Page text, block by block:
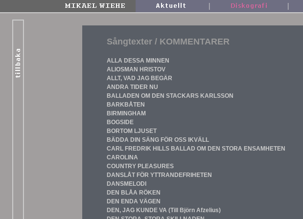
| |
Sångtexter / KOMMENTARER
ALLA DESSA MINNEN
ALIOSMAN HRISTOV
ALLT, VAD JAG BEGÄR
ANDRA TIDER NU
BALLADEN OM DEN STACKARS KARLSSON
BARKBÅTEN
BIRMINGHAM
BOGSIDE
BORTOM LJUSET
BÄDDA DIN SÄNG FÖR OSS IKVÄLL
CARL FREDRIK HILLS BALLAD OM DEN STORA ENSAMHETEN
CAROLINA
COUNTRY PLEASURES
DANSLÅT FÖR YTTRANDEFRIHETEN
DANSMELODI
DEN BLÅA RÖKEN
DEN ENDA VÄGEN
DEN, JAG KUNDE VA (Till Björn Afzelius)